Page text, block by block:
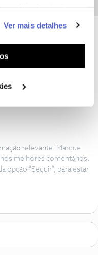
e
aos seus interesses
Pode gerir a
"Configurar
Ver mais detalhes
Forum|Forum|4 years ago
para o perfil
relevante. Marque
melhores comentários.
opção "Seguir", para estar